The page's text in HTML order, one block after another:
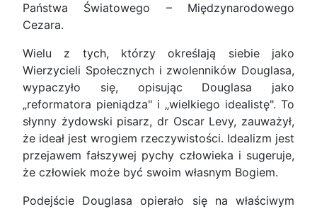
Państwa Światowego – Międzynarodowego
Cezara.
Wielu z tych, którzy określają siebie jako
Wierzycieli Społecznych i zwolenników Douglasa,
wypaczyło się, opisując Douglasa jako
„reformatora pieniądza" i „wielkiego idealistę". To
słynny żydowski pisarz, dr Oscar Levy, zauważył,
że ideał jest wrogiem rzeczywistości. Idealizm jest
przejawem fałszywej pychy człowieka i sugeruje,
że człowiek może być swoim własnym Bogiem.
Podejście Douglasa opierało się na właściwym